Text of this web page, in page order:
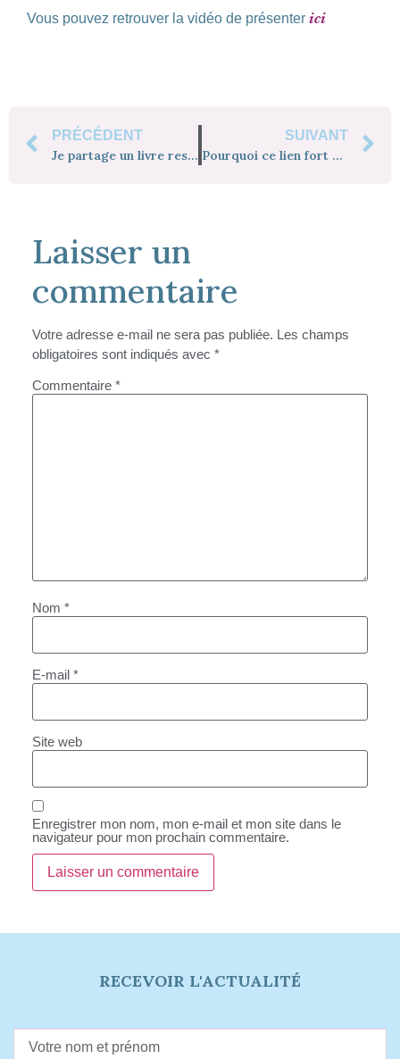
Vous pouvez retrouver la vidéo de présenter ici
PRÉCÉDENT
Je partage un livre ressource Relaxawaka
SUIVANT
Pourquoi ce lien fort entre HNI et mon métier de psychomotricienne ?
Laisser un
commentaire
Votre adresse e-mail ne sera pas publiée. Les champs
obligatoires sont indiqués avec *
Commentaire *
Nom *
E-mail *
Site web
Enregistrer mon nom, mon e-mail et mon site dans le
navigateur pour mon prochain commentaire.
RECEVOIR L'ACTUALITÉ